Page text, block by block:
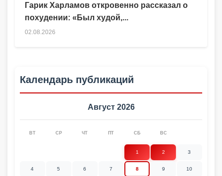
Гарик Харламов откровенно рассказал о
похудении: «Был худой,...
02.08.2026
Календарь публикаций
Август 2026
ВТ СР ЧТ ПТ СБ ВС
1 2 3
4 5 6 7 8 9 10